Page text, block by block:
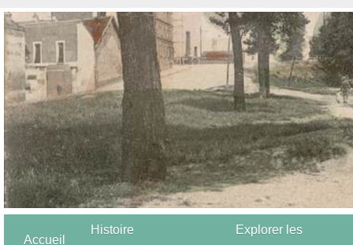
Accueil
Histoire
Explorer les